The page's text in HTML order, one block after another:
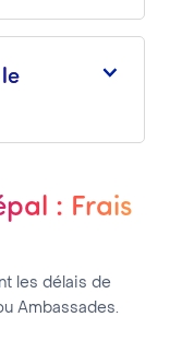
: Frais
les délais de
Ambassades.